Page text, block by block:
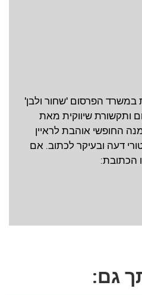
במשרד הפרסום 'שחור ולבן'
ותקשורת שיווקית מאת
החופשי אוהבת לראיין
דעה ובעיקר לכתוב. אם
הכתובת:
גם: